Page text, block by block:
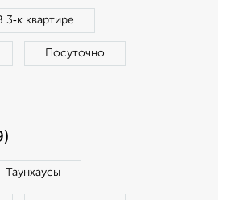
3‑к квартире
Посуточно
Таунхаусы